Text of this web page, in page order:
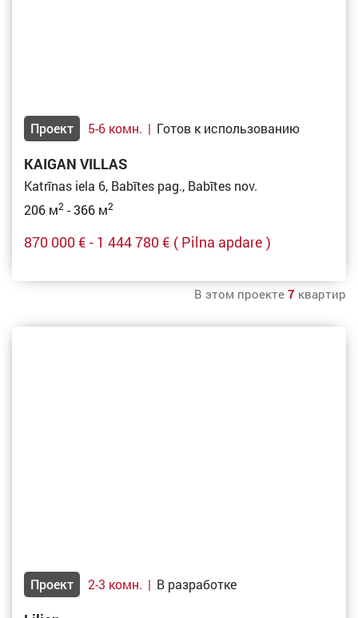
Проект 5-6 комн. | Готов к использованию
KAIGAN VILLAS
Katrīnas iela 6, Babītes pag., Babītes nov.
206 м2 - 366 м2
870 000 € - 1 444 780 € ( Pilna apdare )
В этом проекте 7 квартир
Проект 2-3 комн. | В разработке